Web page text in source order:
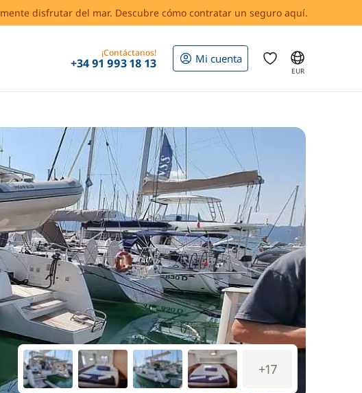
disfrutar del mar. Descubre cómo contratar un seguro aquí.
¡Contáctanos!
+34 91 993 18 13 Mi cuenta
EUR
+17